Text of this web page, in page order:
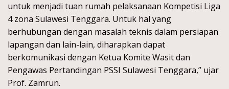
untuk menjadi tuan rumah pelaksanaan Kompetisi Liga
4 zona Sulawesi Tenggara. Untuk hal yang
berhubungan dengan masalah teknis dalam persiapan
lapangan dan lain-lain, diharapkan dapat
berkomunikasi dengan Ketua Komite Wasit dan
Pengawas Pertandingan PSSI Sulawesi Tenggara,” ujar
Prof. Zamrun.